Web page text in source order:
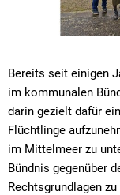
Bereits seit einigen
im kommunalen
darin gezielt dafür
Flüchtlinge
im Mittelmeer zu
Bündnis gegenüber
Rechtsgrundlagen